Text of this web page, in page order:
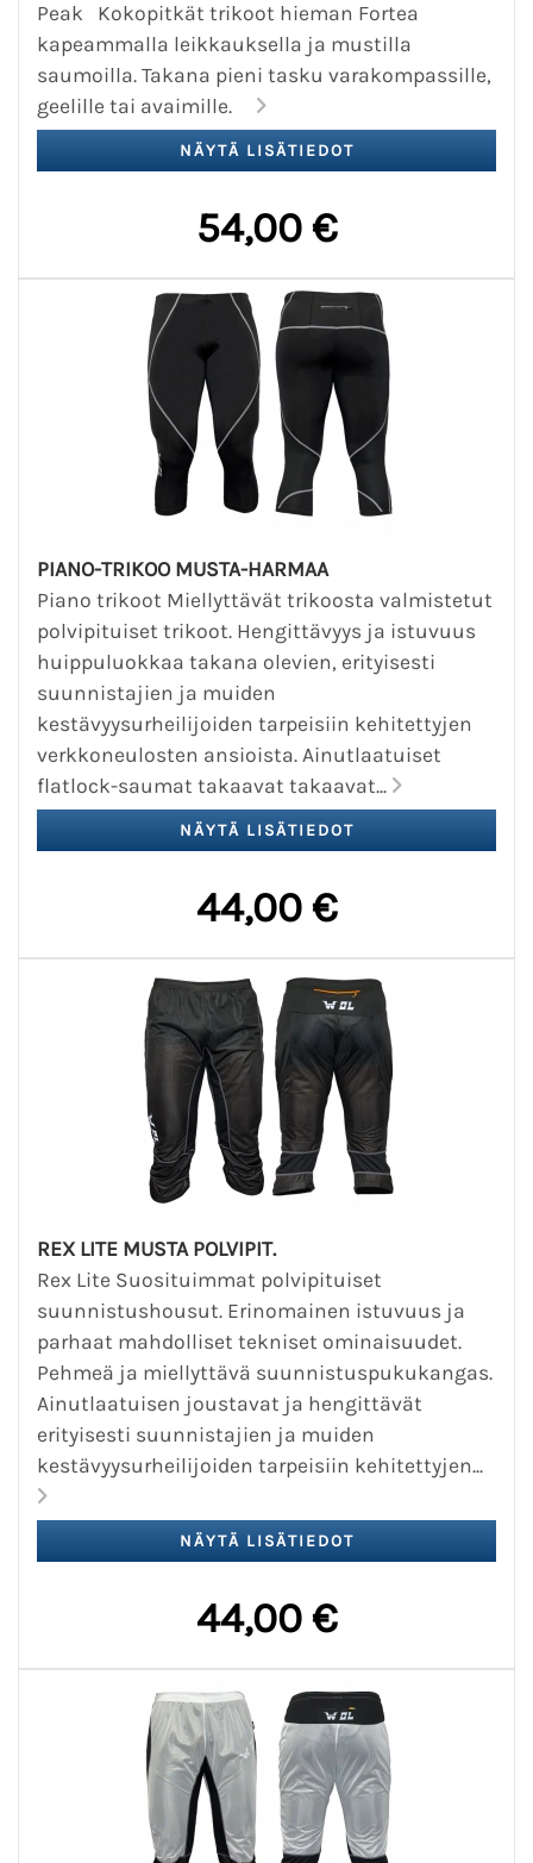
Peak Kokopitkät trikoot hieman Fortea
kapeammalla leikkauksella ja mustilla
saumoilla. Takana pieni tasku varakompassille,
geelille tai avaimille.
54,00 €
PIANO-TRIKOO MUSTA-HARMAA
Piano trikoot Miellyttävät trikoosta valmistetut
polvipituiset trikoot. Hengittävyys ja istuvuus
huippuluokkaa takana olevien, erityisesti
suunnistajien ja muiden
kestävyysurheilijoiden tarpeisiin kehitettyjen
verkkoneulosten ansioista. Ainutlaatuiset
flatlock-saumat takaavat takaavat...
44,00 €
REX LITE MUSTA POLVIPIT.
Rex Lite Suosituimmat polvipituiset
suunnistushousut. Erinomainen istuvuus ja
parhaat mahdolliset tekniset ominaisuudet.
Pehmeä ja miellyttävä suunnistuspukukangas.
Ainutlaatuisen joustavat ja hengittävät
erityisesti suunnistajien ja muiden
kestävyysurheilijoiden tarpeisiin kehitettyjen...
44,00 €